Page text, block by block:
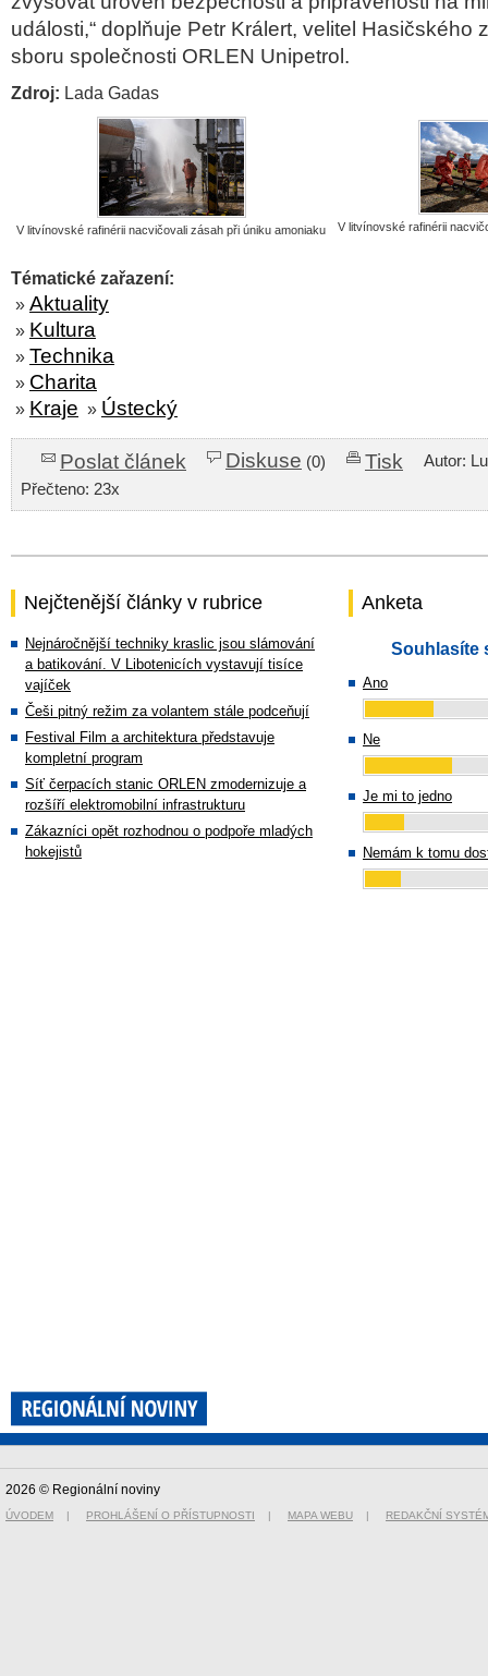
události,“ doplňuje Petr Králert, velitel Hasičského
sboru společnosti ORLEN Unipetrol.
Zdroj: Lada Gadas
V litvínovské rafinérii nacvičovali zásah při úniku amoniaku V litvínovské rafinérii
Tématické zařazení:
» Aktuality
» Kultura
» Technika
» Charita
» Kraje » Ústecký
Poslat článek Diskuse (0) Tisk
Autor:
Přečteno: 23x
Nejčtenější články v rubrice
Nejnáročnější techniky kraslic jsou slámování
a batikování. V Libotenicích vystavují tisíce
vajíček
Češi pitný režim za volantem stále podceňují
Festival Film a architektura představuje
kompletní program
Síť čerpacích stanic ORLEN zmodernizuje a
rozšíří elektromobilní infrastrukturu
Zákazníci opět rozhodnou o podpoře mladých
hokejistů
Anketa
Souhlasíte
Ano
Ne
Je mi to jedno
Nemám k tomu
2026 © Regionální noviny
ÚVODEM | PROHLÁŠENÍ O PŘÍSTUPNOSTI | MAPA WEBU | REDAKČNÍ